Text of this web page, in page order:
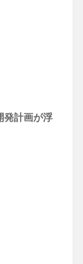
発計画が浮